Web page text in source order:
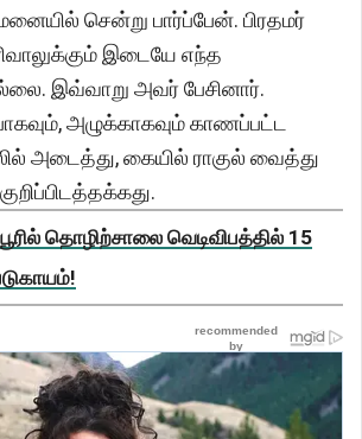
சென்று பார்ப்பேன். பிரதமர்
இடையே எந்த
இவ்வாறு அவர் பேசினார்.
அழுக்காகவும் காணப்பட்ட
அடைத்து, கையில் ராகுல் வைத்து
தொழிற்சாலை வெடிவிபத்தில் 15